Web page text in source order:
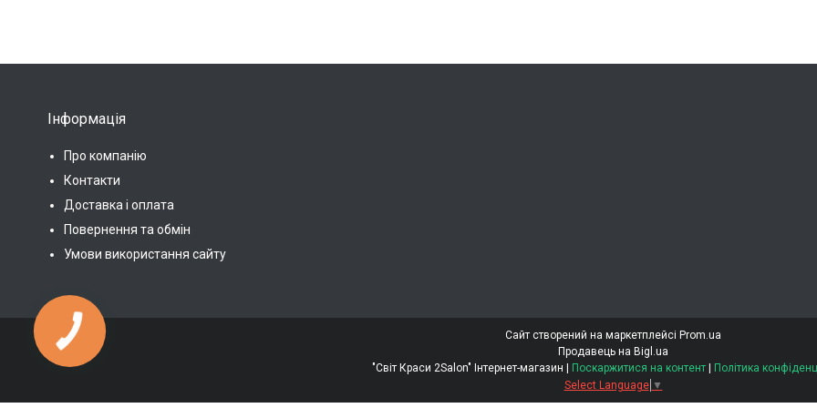
Інформація
Про компанію
Контакти
Доставка і оплата
Повернення та обмін
Умови використання сайту
Сайт створений на маркетплейсі Prom.ua
Продавець на Bigl.ua
Поскаржитися на контент
Політика
Select Language ▼
КНОПКА
ЗВ'ЯЗКУ